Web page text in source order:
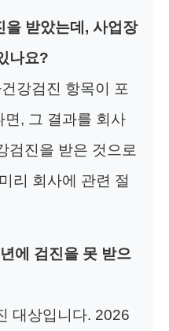
을 받았는데, 사업장
나요?
강검진 항목이 포
면, 그 결과를 회사
검진을 받은 것으로
리 회사에 관련 절
에 검진을 못 받으
대상입니다. 2026